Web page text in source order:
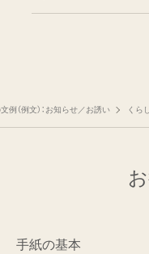
例（例文）：お知らせ／お誘い くら
手紙の基本